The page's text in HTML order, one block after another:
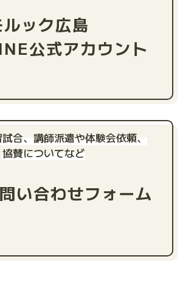
ルック広島
公式アカウント
合、講師派遣や体験会依頼、
協賛についてなど
い合わせフォーム